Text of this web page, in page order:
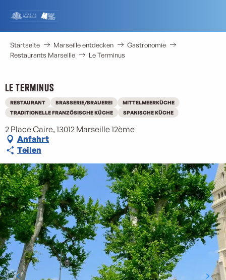
contenu
principal
Startseite Marseille entdecken
Gastronomie
Restaurants Marseille
Le Terminus
Le Terminus
RESTAURANT BRASSERIE/BRAUEREI
MITTELMEERKÜCHE
TRADITIONELLE FRANZÖSISCHE KÜCHE
SPANISCHE KÜCHE
2 Place Caire, 13012 Marseille 12ème
Anfahrt
Teilen